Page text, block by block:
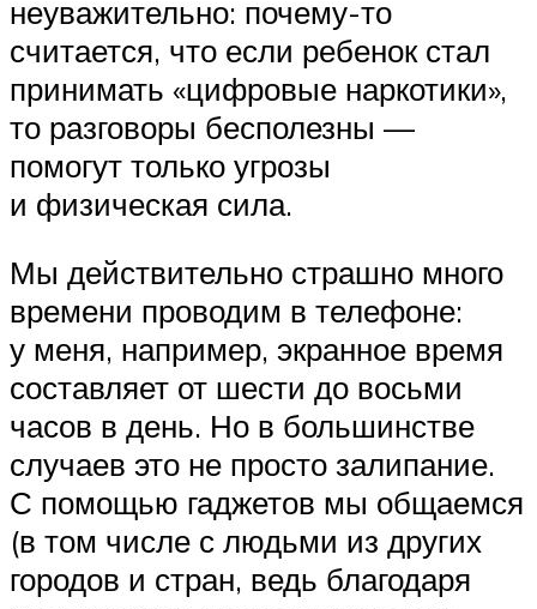
неуважительно: почему-то
считается, что если ребенок стал
принимать «цифровые наркотики»,
то разговоры бесполезны —
помогут только угрозы
и физическая сила.
Мы действительно страшно много
времени проводим в телефоне:
у меня, например, экранное время
составляет от шести до восьми
часов в день. Но в большинстве
случаев это не просто залипание.
С помощью гаджетов мы общаемся
(в том числе с людьми из других
городов и стран, ведь благодаря